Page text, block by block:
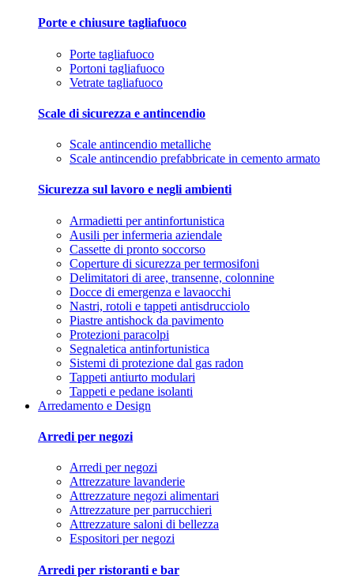
Porte e chiusure tagliafuoco
Porte tagliafuoco
Portoni tagliafuoco
Vetrate tagliafuoco
Scale di sicurezza e antincendio
Scale antincendio metalliche
Scale antincendio prefabbricate in cemento armato
Sicurezza sul lavoro e negli ambienti
Armadietti per antinfortunistica
Ausili per infermeria aziendale
Cassette di pronto soccorso
Coperture di sicurezza per termosifoni
Delimitatori di aree, transenne, colonnine
Docce di emergenza e lavaocchi
Nastri, rotoli e tappeti antisdrucciolo
Piastre antishock da pavimento
Protezioni paracolpi
Segnaletica antinfortunistica
Sistemi di protezione dal gas radon
Tappeti antiurto modulari
Tappeti e pedane isolanti
Arredamento e Design
Arredi per negozi
Arredi per negozi
Attrezzature lavanderie
Attrezzature negozi alimentari
Attrezzature per parrucchieri
Attrezzature saloni di bellezza
Espositori per negozi
Arredi per ristoranti e bar